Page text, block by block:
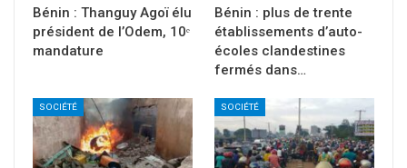
Bénin : Thanguy Agoï élu
président de l’Odem, 10ᵉ
mandature
Bénin : plus de trente
établissements d’auto-
écoles clandestines
fermés dans…
SOCIÉTÉ SOCIÉTÉ